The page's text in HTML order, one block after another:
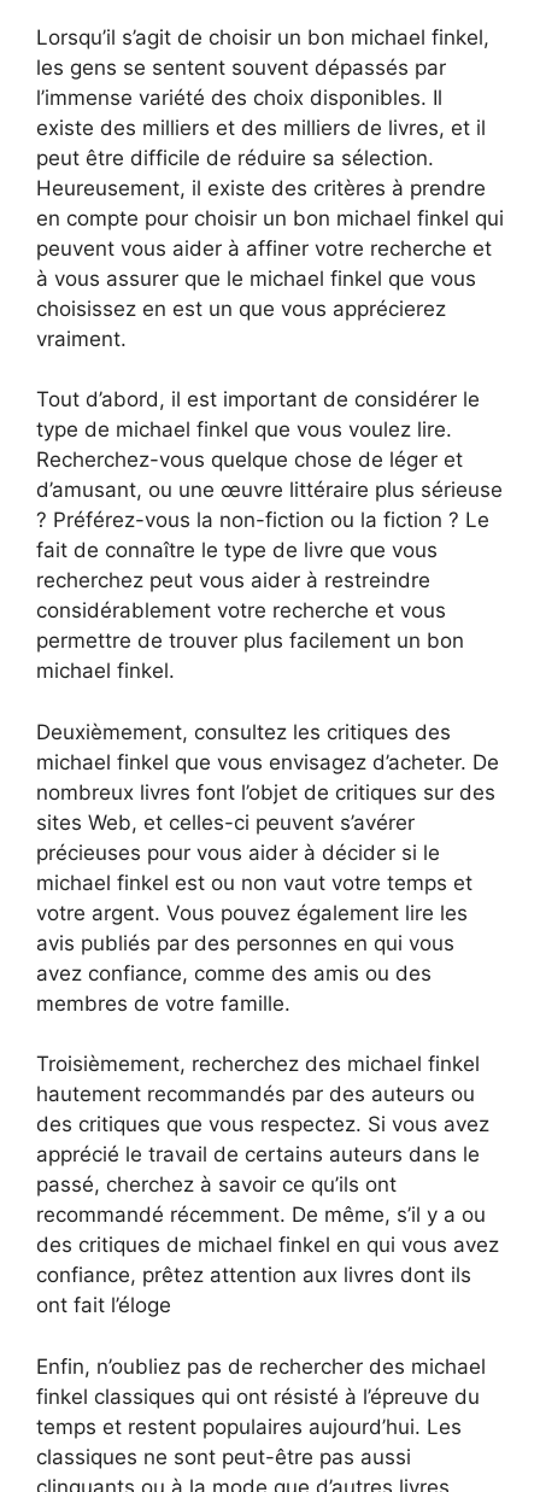
Lorsqu’il s’agit de choisir un bon michael finkel,
les gens se sentent souvent dépassés par
l’immense variété des choix disponibles. Il
existe des milliers et des milliers de livres, et il
peut être difficile de réduire sa sélection.
Heureusement, il existe des critères à prendre
en compte pour choisir un bon michael finkel qui
peuvent vous aider à affiner votre recherche et
à vous assurer que le michael finkel que vous
choisissez en est un que vous apprécierez
vraiment.
Tout d’abord, il est important de considérer le
type de michael finkel que vous voulez lire.
Recherchez-vous quelque chose de léger et
d’amusant, ou une œuvre littéraire plus sérieuse
? Préférez-vous la non-fiction ou la fiction ? Le
fait de connaître le type de livre que vous
recherchez peut vous aider à restreindre
considérablement votre recherche et vous
permettre de trouver plus facilement un bon
michael finkel.
Deuxièmement, consultez les critiques des
michael finkel que vous envisagez d’acheter. De
nombreux livres font l’objet de critiques sur des
sites Web, et celles-ci peuvent s’avérer
précieuses pour vous aider à décider si le
michael finkel est ou non vaut votre temps et
votre argent. Vous pouvez également lire les
avis publiés par des personnes en qui vous
avez confiance, comme des amis ou des
membres de votre famille.
Troisièmement, recherchez des michael finkel
hautement recommandés par des auteurs ou
des critiques que vous respectez. Si vous avez
apprécié le travail de certains auteurs dans le
passé, cherchez à savoir ce qu’ils ont
recommandé récemment. De même, s’il y a ou
des critiques de michael finkel en qui vous avez
confiance, prêtez attention aux livres dont ils
ont fait l’éloge
Enfin, n’oubliez pas de rechercher des michael
finkel classiques qui ont résisté à l’épreuve du
temps et restent populaires aujourd’hui. Les
classiques ne sont peut-être pas aussi
clinquants ou à la mode que d’autres livres,